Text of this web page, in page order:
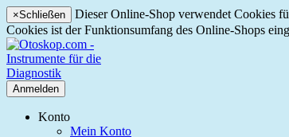
×Schließen
Dieser Online-Shop verwendet Cookies
Cookies ist der Funktionsumfang des Online-Shops
Anmelden
Konto
Mein Konto